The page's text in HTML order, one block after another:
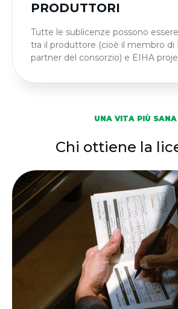
PRODUTTORI
Tutte le sublicenze possono
tra il produttore (cioè il membro di
partner del consorzio) e EIHA
UNA VITA PIÙ SANA
Chi ottiene la